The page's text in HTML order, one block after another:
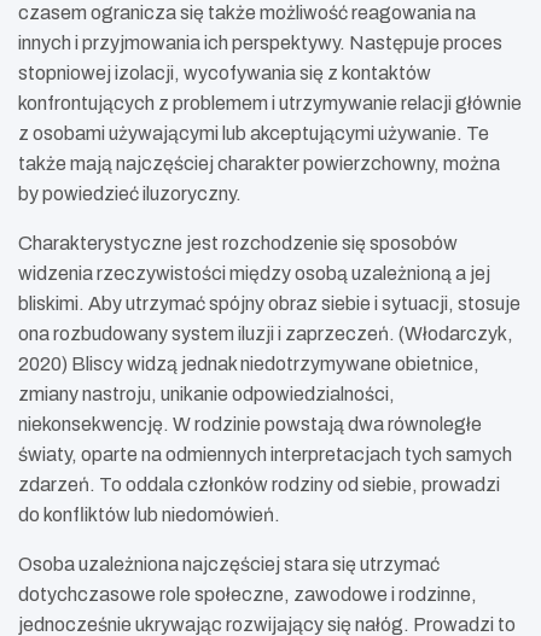
czasem ogranicza się także możliwość reagowania na
innych i przyjmowania ich perspektywy. Następuje proces
stopniowej izolacji, wycofywania się z kontaktów
konfrontujących z problemem i utrzymywanie relacji głównie
z osobami używającymi lub akceptującymi używanie. Te
także mają najczęściej charakter powierzchowny, można
by powiedzieć iluzoryczny.
Charakterystyczne jest rozchodzenie się sposobów
widzenia rzeczywistości między osobą uzależnioną a jej
bliskimi. Aby utrzymać spójny obraz siebie i sytuacji, stosuje
ona rozbudowany system iluzji i zaprzeczeń. (Włodarczyk,
2020) Bliscy widzą jednak niedotrzymywane obietnice,
zmiany nastroju, unikanie odpowiedzialności,
niekonsekwencję. W rodzinie powstają dwa równoległe
światy, oparte na odmiennych interpretacjach tych samych
zdarzeń. To oddala członków rodziny od siebie, prowadzi
do konfliktów lub niedomówień.
Osoba uzależniona najczęściej stara się utrzymać
dotychczasowe role społeczne, zawodowe i rodzinne,
jednocześnie ukrywając rozwijający się nałóg. Prowadzi to